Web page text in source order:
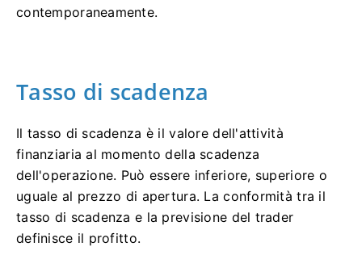
contemporaneamente.
Tasso di scadenza
Il tasso di scadenza è il valore dell'attività
finanziaria al momento della scadenza
dell'operazione. Può essere inferiore, superiore o
uguale al prezzo di apertura. La conformità tra il
tasso di scadenza e la previsione del trader
definisce il profitto.